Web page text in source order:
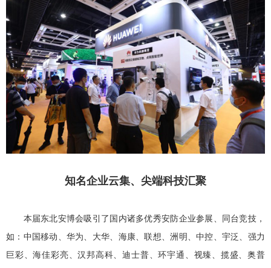
知名企业云集、尖端科技汇聚
本届东北安博会吸引了国内诸多优秀安防企业参展、同台竞技，
如：中国移动、华为、大华、海康、联想、洲明、中控、宇泛、强力
巨彩、海佳彩亮、汉邦高科、迪士普、环宇通、视臻、揽盛、奥普